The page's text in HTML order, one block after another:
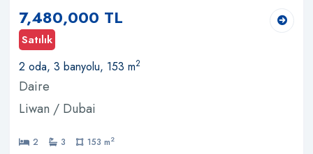
7,480,000 TL
Satılık
2 oda, 3 banyolu, 153 m2
Daire
Liwan / Dubai
2 3 153 m2